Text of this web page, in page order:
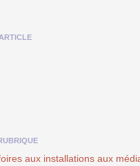
aux installations aux